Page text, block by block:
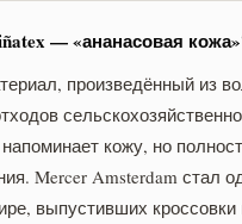
— «ананасовая
произведённый из
кожу, но
Mercer Amsterdam стал
выпустивших кроссовки